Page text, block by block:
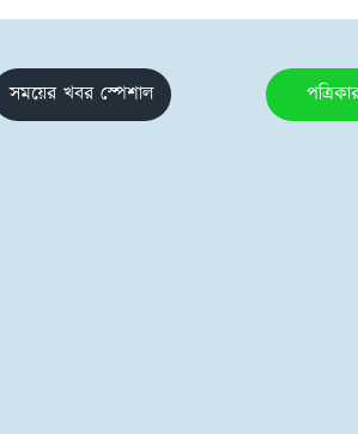
সময়ের খবর স্পেশাল